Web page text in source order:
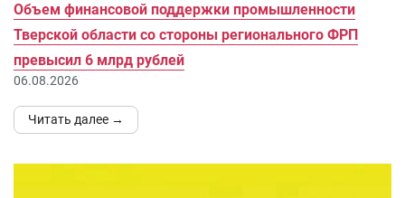
Объем финансовой поддержки промышленности
Тверской области со стороны регионального ФРП
превысил 6 млрд рублей
06.08.2026
Читать далее →